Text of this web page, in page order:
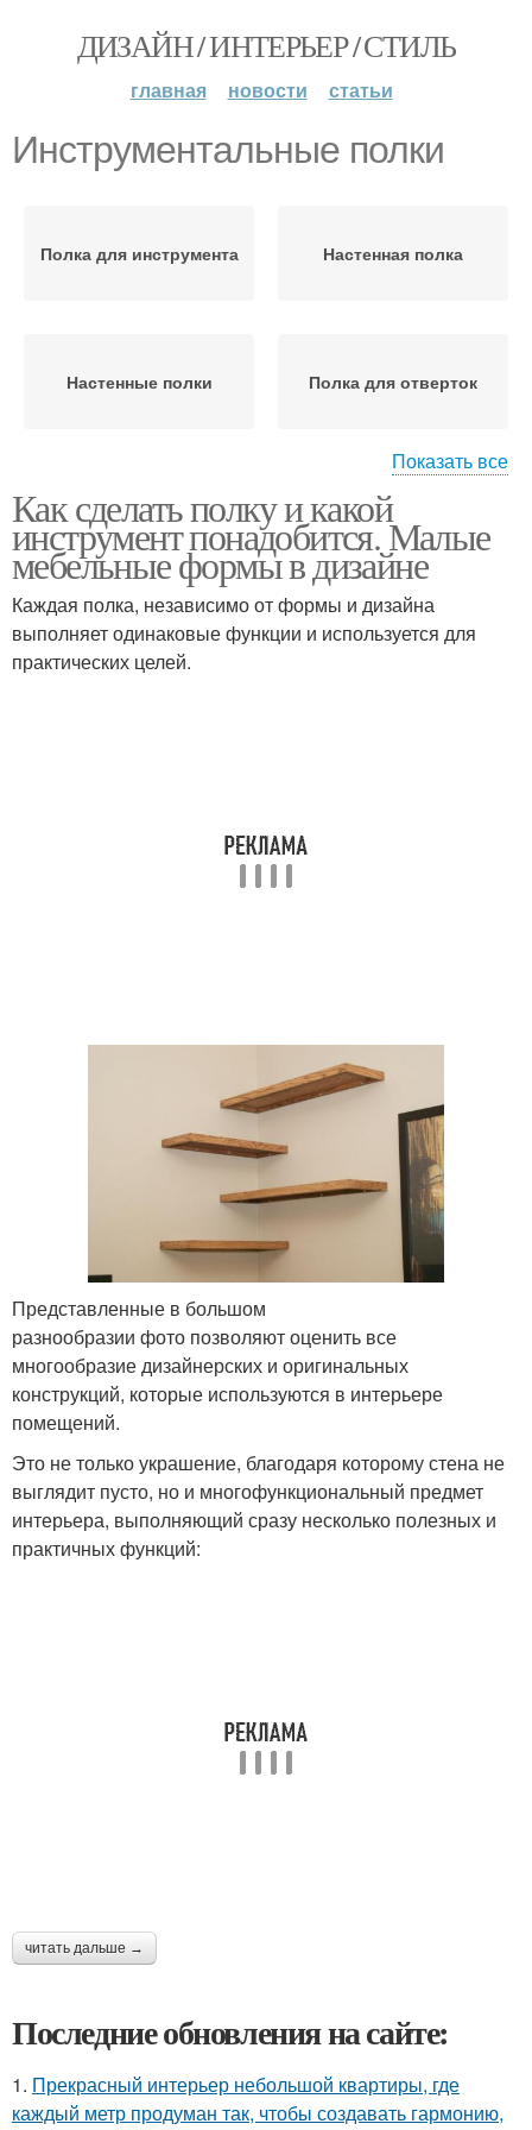
ДИЗАЙН / ИНТЕРЬЕР / СТИЛЬ
главная новости статьи
Инструментальные полки
Полка для инструмента Настенная полка
Настенные полки Полка для отверток
Полки для инструмента
Показать все
Как сделать полку и какой
инструмент понадобится. Малые
мебельные формы в дизайне
Каждая полка, независимо от формы и дизайна
выполняет одинаковые функции и используется для
практических целей.
Представленные в большом
разнообразии фото позволяют оценить все
многообразие дизайнерских и оригинальных
конструкций, которые используются в интерьере
помещений.
Это не только украшение, благодаря которому стена не
выглядит пусто, но и многофункциональный предмет
интерьера, выполняющий сразу несколько полезных и
практичных функций:
читать дальше →
Последние обновления на сайте:
1. Прекрасный интерьер небольшой квартиры, где
каждый метр продуман так, чтобы создавать гармонию,